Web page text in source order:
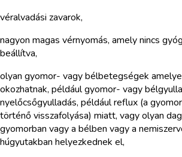
véralvadási zavarok,
nagyon magas vérnyomás, amely nincs
beállítva,
olyan gyomor- vagy bélbetegségek
okozhatnak, például gyomor- vagy
nyelőcsőgyulladás, például reflux (a
történő visszafolyása) miatt, vagy olyan
gyomorban vagy a bélben vagy a
húgyutakban helyezkednek el,